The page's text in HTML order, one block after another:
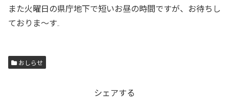
また火曜日の県庁地下で短いお昼の時間ですが、お待ちし
ておりま〜す
おしらせ
シェアする